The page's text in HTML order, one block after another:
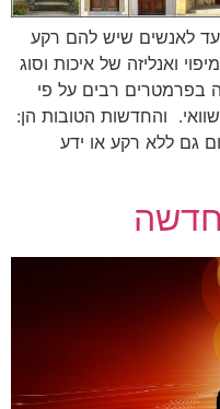
לאנשים שיש להם רקע
ואנליזה של איכות וסוג
בפרמטרים רבים על פי
והחדשות הטובות הן:
גם ללא רקע או ידע